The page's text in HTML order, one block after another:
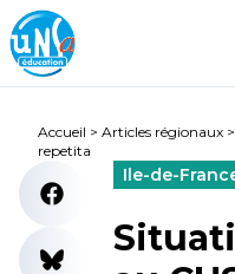
Accueil > Articles régionaux >
repetita
Ile-de-